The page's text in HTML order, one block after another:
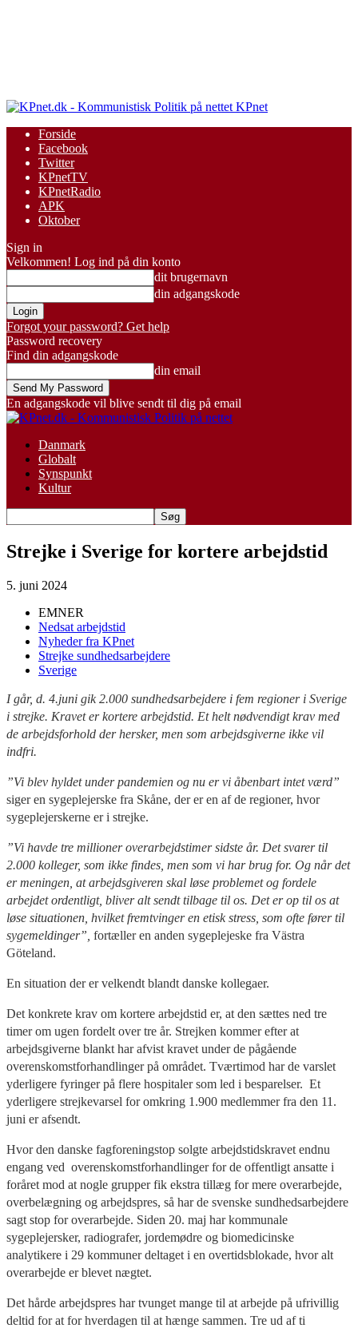
KPnet
Forside
Facebook
Twitter
KPnetTV
KPnetRadio
APK
Oktober
Sign in
Velkommen! Log ind på din konto
dit brugernavn
din adgangskode
Forgot your password? Get help
Password recovery
Find din adgangskode
din email
En adgangskode vil blive sendt til dig på email
Danmark
Globalt
Synspunkt
Kultur
Strejke i Sverige for kortere arbejdstid
5. juni 2024
EMNER
Nedsat arbejdstid
Nyheder fra KPnet
Strejke sundhedsarbejdere
Sverige
I går, d. 4.juni gik 2.000 sundhedsarbejdere i fem regioner i Sverige
i strejke. Kravet er kortere arbejdstid. Et helt nødvendigt krav med
de arbejdsforhold der hersker, men som arbejdsgiverne ikke vil
indfri.
”Vi blev hyldet under pandemien og nu er vi åbenbart intet værd”
siger en sygeplejerske fra Skåne, der er en af de regioner, hvor
sygeplejerskerne er i strejke.
”Vi havde tre millioner overarbejdstimer sidste år. Det svarer til
2.000 kolleger, som ikke findes, men som vi har brug for. Og når det
er meningen, at arbejdsgiveren skal løse problemet og fordele
arbejdet ordentligt, bliver alt sendt tilbage til os. Det er op til os at
løse situationen, hvilket fremtvinger en etisk stress, som ofte fører til
sygemeldinger”, fortæller en anden sygeplejeske fra Västra
Göteland.
En situation der er velkendt blandt danske kollegaer.
Det konkrete krav om kortere arbejdstid er, at den sættes ned tre
timer om ugen fordelt over tre år. Strejken kommer efter at
arbejdsgiverne blankt har afvist kravet under de pågående
overenskomstforhandlinger på området. Tværtimod har de varslet
yderligere fyringer på flere hospitaler som led i besparelser. Et
yderligere strejkevarsel for omkring 1.900 medlemmer fra den 11.
juni er afsendt.
Hvor den danske fagforeningstop solgte arbejdstidskravet endnu
engang ved overenskomstforhandlinger for de offentligt ansatte i
foråret mod at nogle grupper fik ekstra tillæg for mere overarbejde,
overbelægning og arbejdspres, så har de svenske sundhedsarbejdere
sagt stop for overarbejde. Siden 20. maj har kommunale
sygeplejersker, radiografer, jordemødre og biomedicinske
analytikere i 29 kommuner deltaget i en overtidsblokade, hvor alt
overarbejde er blevet nægtet.
Det hårde arbejdspres har tvunget mange til at arbejde på ufrivillig
deltid for at for hverdagen til at hænge sammen. Tre ud af ti